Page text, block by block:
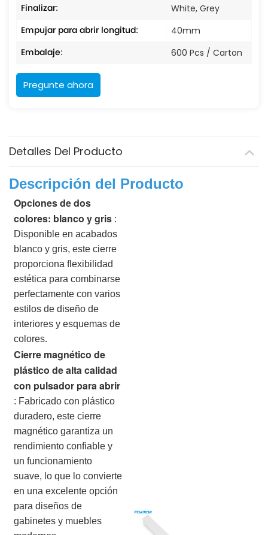
Finalizar: White, Grey
Empujar para abrir longitud: 40mm
Embalaje: 600 Pcs / Carton
Pregunte ahora
Detalles Del Producto
Descripción del Producto
Opciones de dos
colores: blanco y gris :
Disponible en acabados
blanco y gris, este cierre
proporciona flexibilidad
estética para combinarse
perfectamente con varios
estilos de diseño de
interiores y esquemas de
colores.
Cierre magnético de
plástico de alta calidad
con pulsador para abrir
: Fabricado con plástico
duradero, este cierre
magnético garantiza un
rendimiento confiable y
un funcionamiento
suave, lo que lo convierte
en una excelente opción
para diseños de
gabinetes y muebles